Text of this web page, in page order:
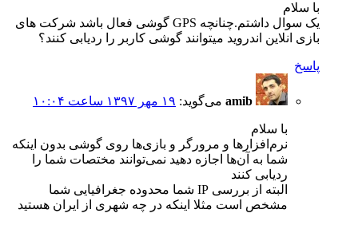
با سلام
یک سوال داشتم.چنانچه GPS گوشی فعال باشد شرکت های
بازی انلاین اندروید میتوانند گوشی کاربر را ردیابی کنند؟
پاسخ
amib می‌گوید: ۱۹ مهر ۱۳۹۷ ساعت ۱۰:۰۴
با سلام
نرم‌افزارها و مرورگر و بازی‌ها روی گوشی بدون اینکه
شما به آن‌ها اجازه دهید نمی‌توانند مختصات شما را
ردیابی کنند
البته از بررسی IP شما محدوده جغرافیایی شما
مشخص است مثلا اینکه در چه شهری از ایران هستید